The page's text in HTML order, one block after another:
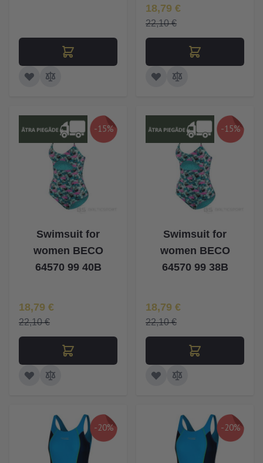
Īpaša Cena
18,79 €
22,10 €
-15%
Swimsuit for
women BECO
64570 99 40B
Īpaša Cena
18,79 €
22,10 €
-15%
Swimsuit for
women BECO
64570 99 38B
Īpaša Cena
18,79 €
22,10 €
-20% -20%